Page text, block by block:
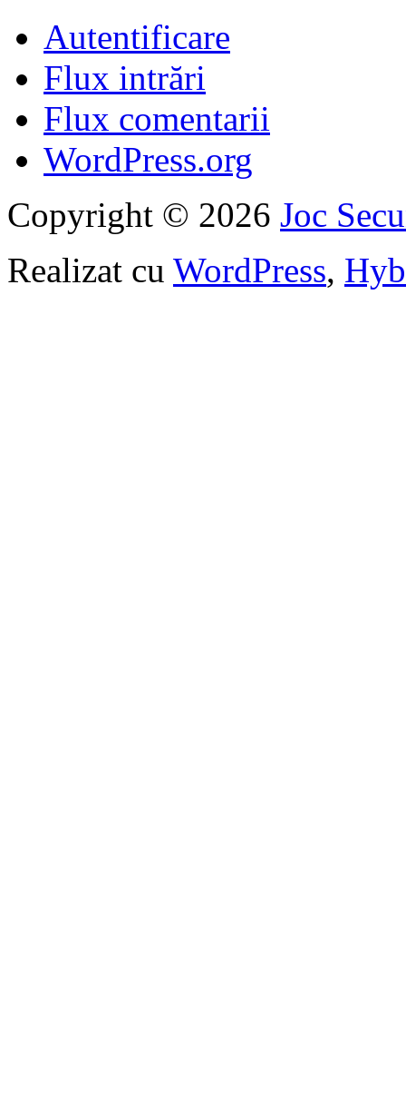
Autentificare
Flux intrări
Flux comentarii
WordPress.org
Copyright © 2026 Joc
Realizat cu WordPress,